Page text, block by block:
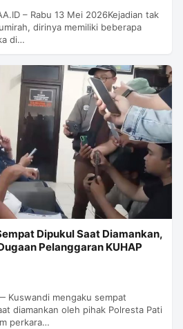
– Rabu 13 Mei 2026Kejadian tak
dirinya memiliki beberapa
di…
Dipukul Saat Diamankan,
Pelanggaran KUHAP
Kuswandi mengaku sempat
diamankan oleh pihak Polresta Pati
perkara…